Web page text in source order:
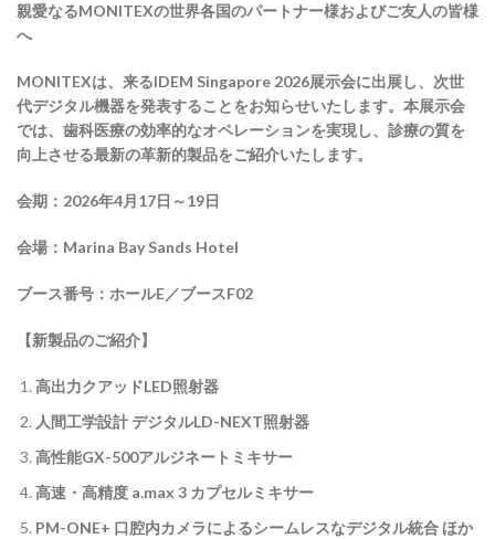
親愛なるMONITEXの世界各国のパートナー様およびご友人の皆様
へ
MONITEXは、来るIDEM Singapore 2026展示会に出展し、次世
代デジタル機器を発表することをお知らせいたします。本展示会
では、歯科医療の効率的なオペレーションを実現し、診療の質を
向上させる最新の革新的製品をご紹介いたします。
会期： 2026年4月17日～19日
会場： Marina Bay Sands Hotel
ブース番号：ホールE／ブースF02
【新製品のご紹介】
高出力クアッドLED照射器
人間工学設計デジタルLD-NEXT照射器
高性能GX-500アルジネートミキサー
高速・高精度 a.max 3 カプセルミキサー
PM-ONE+ 口腔内カメラによるシームレスなデジタル統合ほか